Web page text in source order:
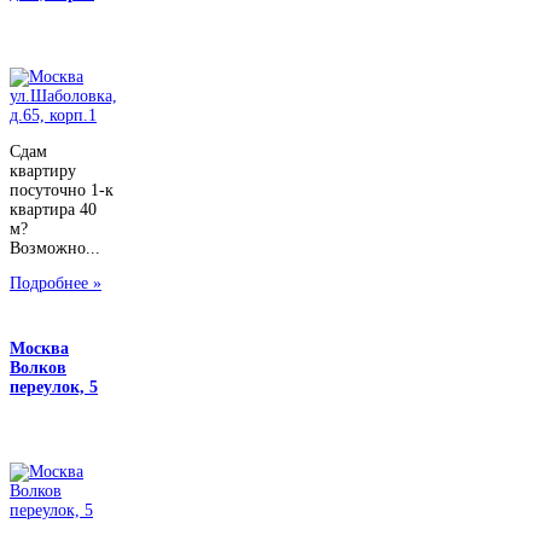
Сдам
квартиру
посуточно 1-к
квартира 40
м?
Возможно...
Подробнее »
Москва
Волков
переулок, 5